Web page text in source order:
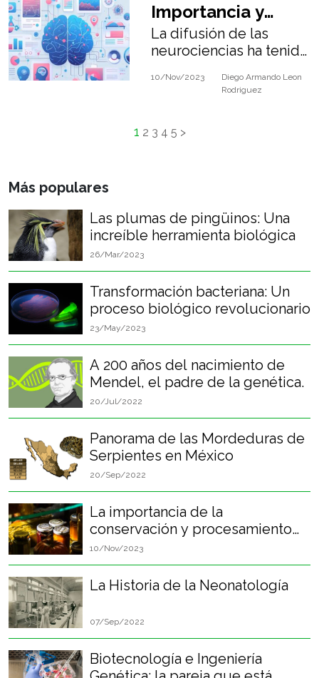
cariño”
Importancia y
Riesgos de la
Neurociencia
La difusión de las
neurociencias ha tenido
este siglo, lo cual
imprecisos.
10/Nov/2023
Diego Armando Leon
Rodriguez
1 2 3 4 5 >
Más populares
Las plumas de pingüinos: Una
increíble herramienta biológica
26/Mar/2023
Transformación bacteriana: Un
proceso biológico revolucionario
23/May/2023
A 200 años del nacimiento de
Mendel, el padre de la genética.
20/Jul/2022
Panorama de las Mordeduras de
Serpientes en México
20/Sep/2022
La importancia de la
conservación y procesamiento
de alimentos en el desarrollo de
la humanidad
10/Nov/2023
La Historia de la Neonatología
07/Sep/2022
Biotecnología e Ingeniería